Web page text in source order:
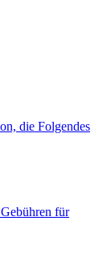
die Folgendes
für